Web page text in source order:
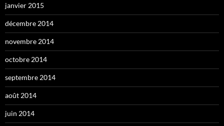
janvier 2015
décembre 2014
novembre 2014
octobre 2014
septembre 2014
août 2014
juin 2014